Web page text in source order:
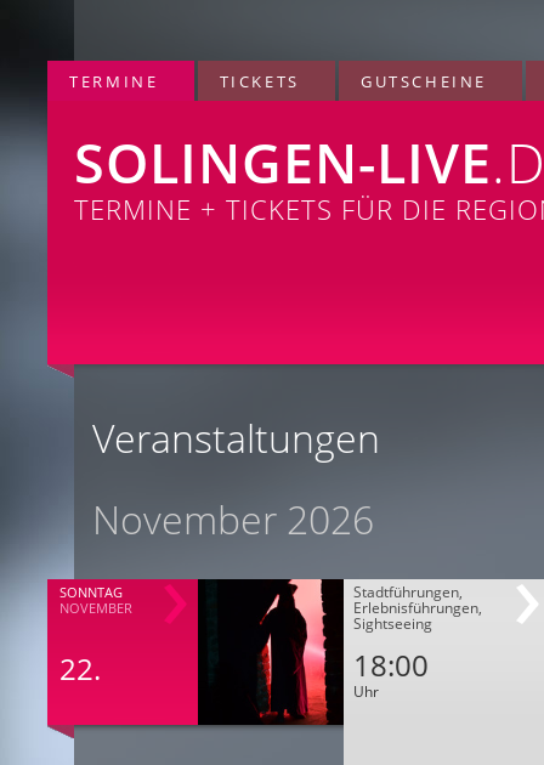
TERMINE TICKETS GUTSCHEINE
SOLINGEN-LIVE
TERMINE + TICKETS FÜR DIE
Veranstaltungen
November 2026
SONNTAG
NOVEMBER
22.
Stadtführungen,
Erlebnisführungen,
Sightseeing
18:00
Uhr